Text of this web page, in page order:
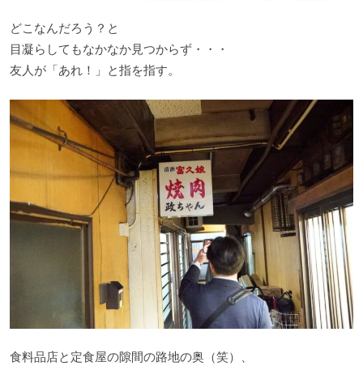
どこなんだろう？と
目凝らしてもなかなか見つからず・・・
友人が「あれ！」と指を指す。
食料品店と定食屋の隙間の路地の奥（笑）、